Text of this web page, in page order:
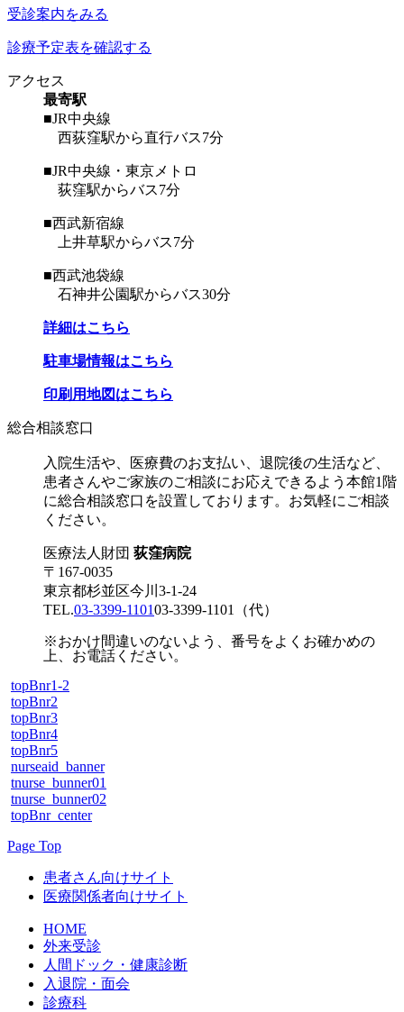
受診案内をみる
診療予定表を確認する
アクセス
最寄駅
■JR中央線
西荻窪駅から直行バス7分
■JR中央線・東京メトロ
荻窪駅からバス7分
■西武新宿線
上井草駅からバス7分
■西武池袋線
石神井公園駅からバス30分
詳細はこちら
駐車場情報はこちら
印刷用地図はこちら
総合相談窓口
入院生活や、医療費のお支払い、退院後の生活など、
患者さんやご家族のご相談にお応えできるよう本館1階
に総合相談窓口を設置しております。お気軽にご相談
ください。
医療法人財団 荻窪病院
〒167-0035
東京都杉並区今川3-1-24
TEL.03-3399-110103-3399-1101 （代）
※おかけ間違いのないよう、番号をよくお確かめの
上、お電話ください。
topBnr1-2
topBnr2
topBnr3
topBnr4
topBnr5
nurseaid_banner
tnurse_bunner01
tnurse_bunner02
topBnr_center
Page Top
患者さん向けサイト
医療関係者向けサイト
HOME
外来受診
人間ドック・健康診断
入退院・面会
診療科